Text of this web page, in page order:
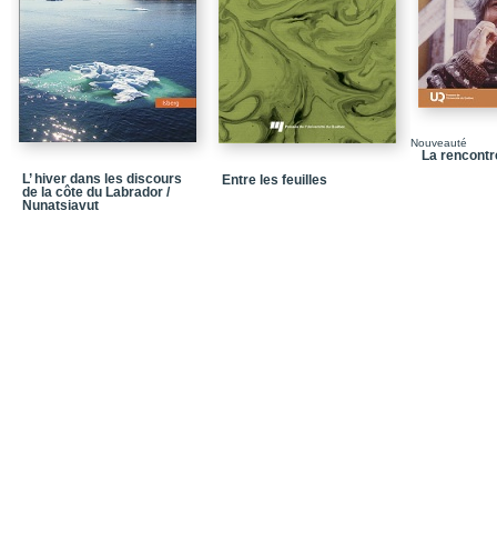
L’ hiver dans les discours
de la côte du Labrador /
Nunatsiavut
Entre les feuilles
Nouveauté
La